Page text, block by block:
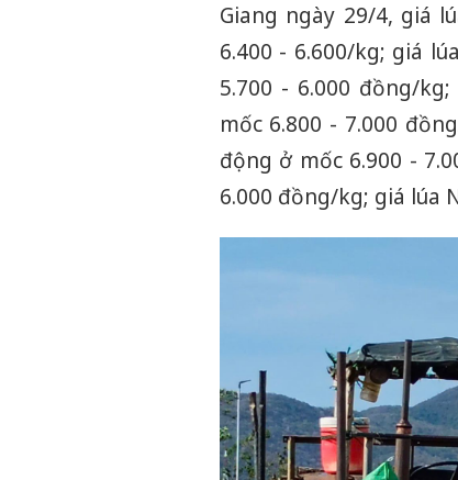
Giang ngày 29/4, giá
6.400 - 6.600/kg; giá
5.700 - 6.000 đồng/
mốc 6.800 - 7.000
động ở mốc 6.900 -
6.000 đồng/kg; giá lúa